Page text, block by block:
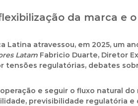
da marca e
atravessou, em 2025, um
Latam Fabricio Duarte, Diretor
regulatórias, debates
e seguir o fluxo natural
previsibilidade regulatória